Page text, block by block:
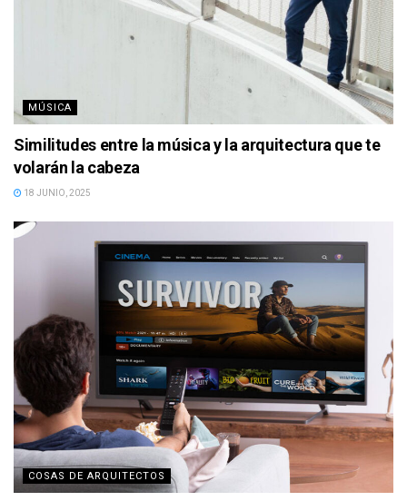
MÚSICA
Similitudes entre la música y la arquitectura que te
volarán la cabeza
18 JUNIO, 2025
COSAS DE ARQUITECTOS